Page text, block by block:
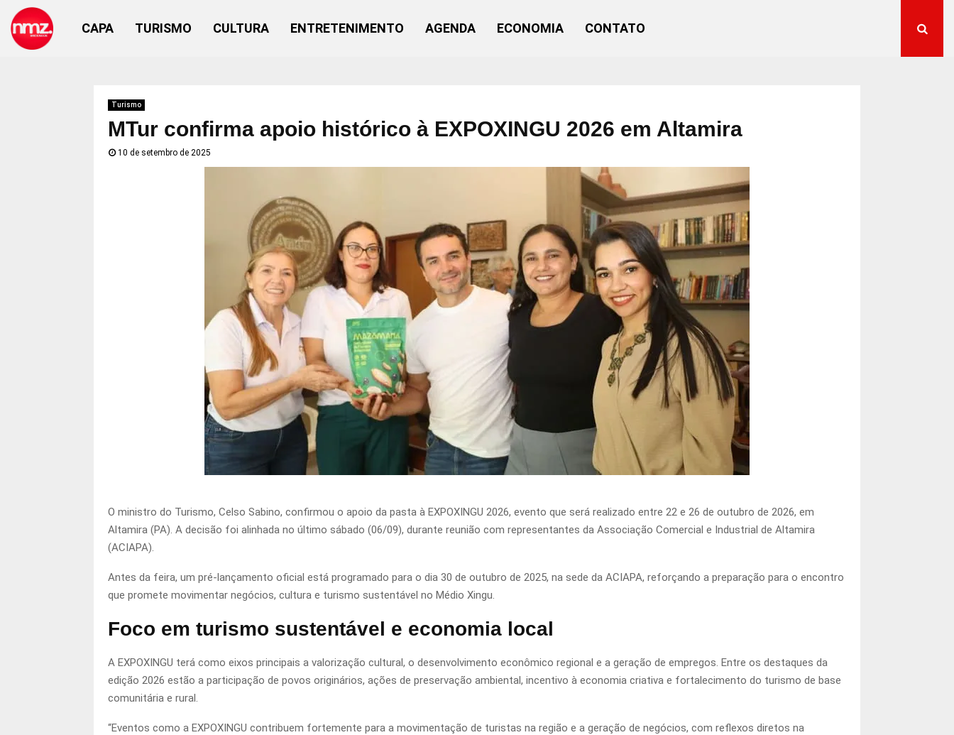
CAPA TURISMO CULTURA ENTRETENIMENTO AGENDA ECONOMIA CONTATO
Turismo
MTur confirma apoio histórico à EXPOXINGU 2026 em Altamira
10 de setembro de 2025
O ministro do Turismo, Celso Sabino, confirmou o apoio da pasta à EXPOXINGU 2026, evento que será realizado entre 22 e 26 de outubro de 2026, em
Altamira (PA). A decisão foi alinhada no último sábado (06/09), durante reunião com representantes da Associação Comercial e Industrial de Altamira
(ACIAPA).
Antes da feira, um pré-lançamento oficial está programado para o dia 30 de outubro de 2025, na sede da ACIAPA, reforçando a preparação para o encontro
que promete movimentar negócios, cultura e turismo sustentável no Médio Xingu.
Foco em turismo sustentável e economia local
A EXPOXINGU terá como eixos principais a valorização cultural, o desenvolvimento econômico regional e a geração de empregos. Entre os destaques da
edição 2026 estão a participação de povos originários, ações de preservação ambiental, incentivo à economia criativa e fortalecimento do turismo de base
comunitária e rural.
“Eventos como a EXPOXINGU contribuem fortemente para a movimentação de turistas na região e a geração de negócios, com reflexos diretos na